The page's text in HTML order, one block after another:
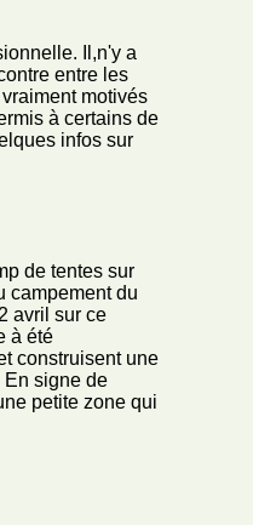
Il,n'y a
entre les
motivés
à certains de
infos sur
de tentes sur
campement du
avril sur ce
à été
construisent une
En signe de
petite zone qui